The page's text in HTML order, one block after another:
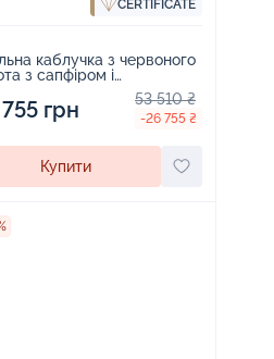
CERTIFICATE
каблучка з червоного
з сапфіром і
грн 53 510 ₴
-26 755 ₴
Купити